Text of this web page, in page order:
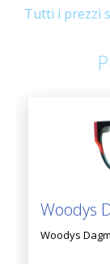
Tutti i prezzi
Woodys
Woodys